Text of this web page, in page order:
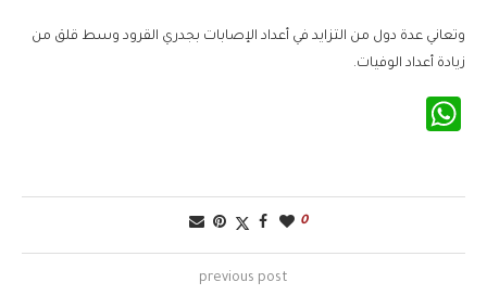
وتعاني عدة دول من التزايد في أعداد الإصابات بجدري القرود وسط قلق من
زيادة أعداد الوفيات.
0
previous post